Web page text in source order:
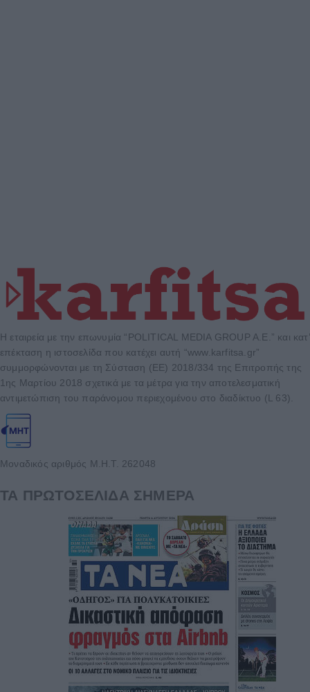
Η εταιρεία με την επωνυμία “POLITICAL MEDIA GROUP A.E.” και κατ’
επέκταση η ιστοσελίδα που κατέχει αυτή “www.karfitsa.gr”
συμμορφώνονται με τη Σύσταση (ΕΕ) 2018/334 της Επιτροπής της
1ης Μαρτίου 2018 σχετικά με τα μέτρα για την αποτελεσματική
αντιμετώπιση του παράνομου περιεχομένου στο διαδίκτυο (L 63).
Μοναδικός αριθμός Μ.Η.Τ. 262048
ΤΑ ΠΡΩΤΟΣΕΛΙΔΑ ΣΗΜΕΡΑ